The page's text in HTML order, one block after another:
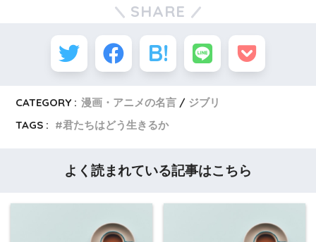
SHARE
CATEGORY : 漫画・アニメの名言
ジブリ
TAGS :
君たちはどう生きるか
よく読まれている記事はこちら